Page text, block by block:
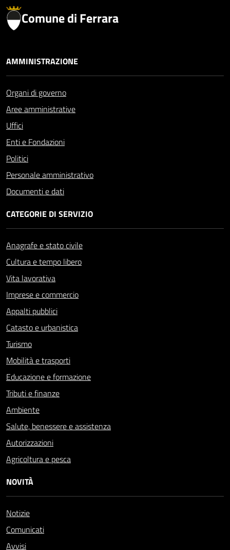
Comune di Ferrara
AMMINISTRAZIONE
Organi di governo
Aree amministrative
Uffici
Enti e Fondazioni
Politici
Personale amministrativo
Documenti e dati
CATEGORIE DI SERVIZIO
Anagrafe e stato civile
Cultura e tempo libero
Vita lavorativa
Imprese e commercio
Appalti pubblici
Catasto e urbanistica
Turismo
Mobilità e trasporti
Educazione e formazione
Tributi e finanze
Ambiente
Salute, benessere e assistenza
Autorizzazioni
Agricoltura e pesca
NOVITÀ
Notizie
Comunicati
Avvisi